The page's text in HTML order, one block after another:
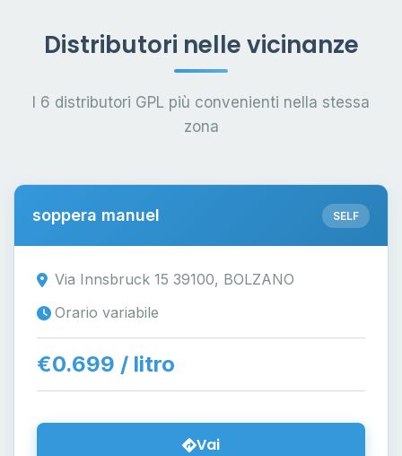
Distributori nelle vicinanze
I 6 distributori GPL più convenienti nella stessa
zona
soppera manuel SELF
Via Innsbruck 15 39100, BOLZANO
Orario variabile
€0.699 / litro
Vai